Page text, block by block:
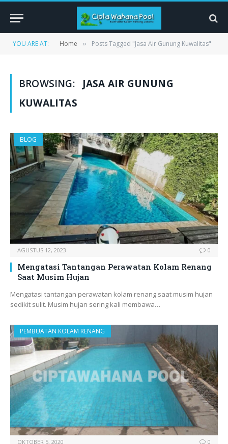
YOU ARE AT: Home » Posts Tagged "Jasa Air Gunung Kuwalitas"
BROWSING:
JASA AIR GUNUNG
KUWALITAS
BLOG
AGUSTUS 12, 2023 0
Mengatasi Tantangan Perawatan Kolam Renang
Saat Musim Hujan
Mengatasi tantangan perawatan kolam renang saat musim hujan
sedikit sulit. Musim hujan sering kali membawa…
PEMBUATAN KOLAM RENANG
OKTOBER 5, 2020 0